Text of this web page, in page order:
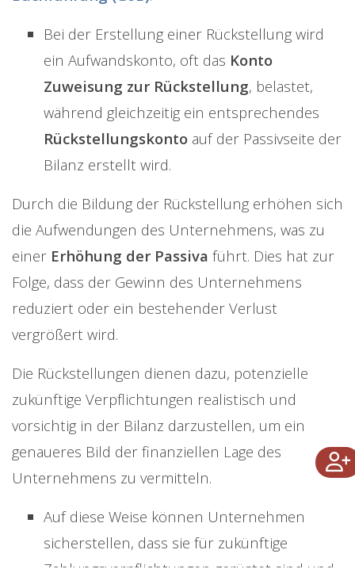
Bei der Erstellung einer Rückstellung wird
ein Aufwandskonto, oft das Konto
Zuweisung zur Rückstellung, belastet,
während gleichzeitig ein entsprechendes
Rückstellungskonto auf der Passivseite der
Bilanz erstellt wird.
Durch die Bildung der Rückstellung erhöhen sich
die Aufwendungen des Unternehmens, was zu
einer Erhöhung der Passiva führt. Dies hat zur
Folge, dass der Gewinn des Unternehmens
reduziert oder ein bestehender Verlust
vergrößert wird.
Die Rückstellungen dienen dazu, potenzielle
zukünftige Verpflichtungen realistisch und
vorsichtig in der Bilanz darzustellen, um ein
genaueres Bild der finanziellen Lage des
Unternehmens zu vermitteln.
Auf diese Weise können Unternehmen
sicherstellen, dass sie für zukünftige